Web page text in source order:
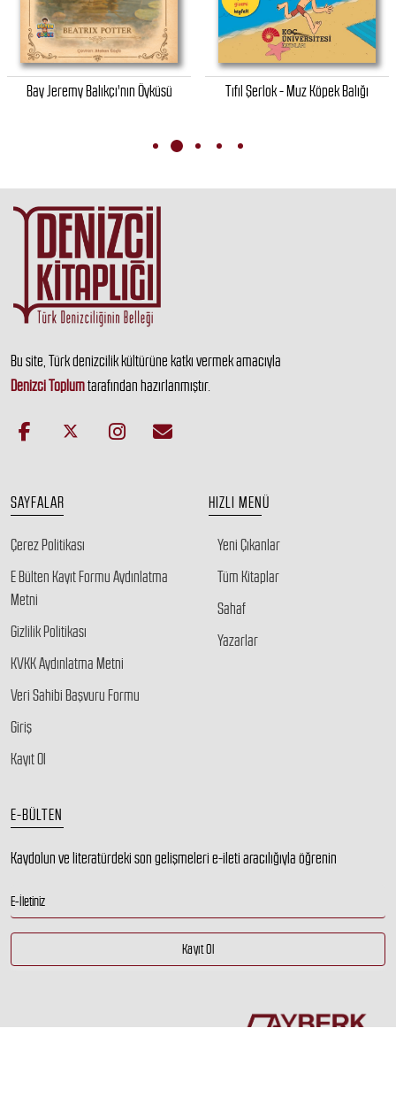
Bay Jeremy Balıkçı'nın Öyküsü Tıfıl Şerlok - Muz Köpek Balığı
Bu site, Türk denizcilik kültürüne katkı vermek amacıyla
Denizci Toplumtarafından hazırlanmıştır.
SAYFALAR
Çerez Politikası
E Bülten Kayıt Formu Aydınlatma
Metni
Gizlilik Politikası
KVKK Aydınlatma Metni
Veri Sahibi Başvuru Formu
Giriş
Kayıt Ol
HIZLI MENÜ
Yeni Çıkanlar
Tüm Kitaplar
Sahaf
Yazarlar
E-BÜLTEN
Kaydolun ve literatürdeki son gelişmeleri e-ileti aracılığıyla öğrenin